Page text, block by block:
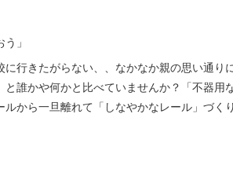
」
きたがらない、、なかなか親の思い通り
誰かや何かと比べていませんか？「不器用
から一旦離れて「しなやかなレール」づく